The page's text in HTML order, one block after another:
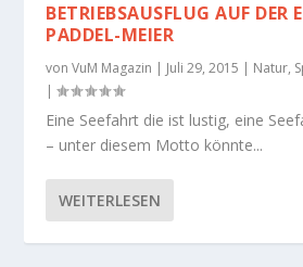
BETRIEBSAUSFLUG AUF DER
PADDEL-MEIER
vonVuM Magazin | Juli 29, 2015 | Natur,
|
Eine Seefahrt die ist lustig, eine
– unter diesem Motto könnte...
WEITERLESEN